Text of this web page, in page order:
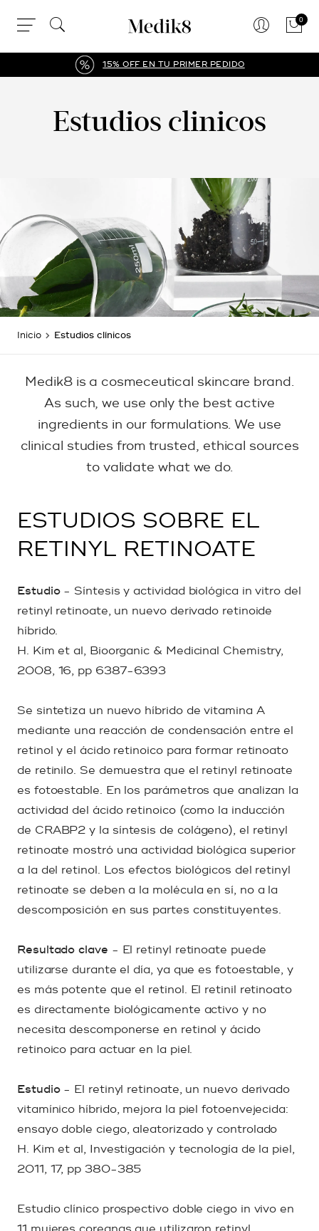
0
15% OFF EN TU PRIMER PEDIDO
Estudios clinicos
Inicio Estudios clínicos
Medik8 is a cosmeceutical skincare brand.
As such, we use only the best active
ingredients in our formulations. We use
clinical studies from trusted, ethical sources
to validate what we do.
ESTUDIOS SOBRE EL
RETINYL RETINOATE
Estudio- Síntesis y actividad biológica in vitro del
retinyl retinoate, un nuevo derivado retinoide
híbrido.
H. Kim et al, Bioorganic & Medicinal Chemistry,
2008, 16, pp 6387-6393
Se sintetiza un nuevo híbrido de vitamina A
mediante una reacción de condensación entre el
retinol y el ácido retinoico para formar retinoato
de retinilo. Se demuestra que el retinyl retinoate
es fotoestable. En los parámetros que analizan la
actividad del ácido retinoico (como la inducción
de CRABP2 y la síntesis de colágeno), el retinyl
retinoate mostró una actividad biológica superior
a la del retinol. Los efectos biológicos del retinyl
retinoate se deben a la molécula en sí, no a la
descomposición en sus partes constituyentes.
Resultado clave - El retinyl retinoate puede
utilizarse durante el día, ya que es fotoestable, y
es más potente que el retinol. El retinil retinoato
es directamente biológicamente activo y no
necesita descomponerse en retinol y ácido
retinoico para actuar en la piel.
Estudio- El retinyl retinoate, un nuevo derivado
vitamínico híbrido, mejora la piel fotoenvejecida:
ensayo doble ciego, aleatorizado y controlado
H. Kim et al, Investigación y tecnología de la piel,
2011, 17, pp 380-385
Estudio clínico prospectivo doble ciego in vivo en